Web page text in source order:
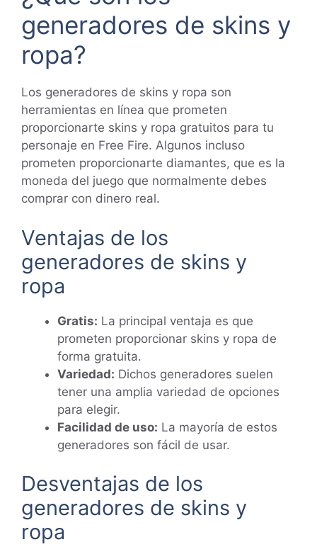
generadores de skins y
ropa?
Los generadores de skins y ropa son
herramientas en línea que prometen
proporcionarte skins y ropa gratuitos para tu
personaje en Free Fire. Algunos incluso
prometen proporcionarte diamantes, que es la
moneda del juego que normalmente debes
comprar con dinero real.
Ventajas de los
generadores de skins y
ropa
Gratis: La principal ventaja es que
prometen proporcionar skins y ropa de
forma gratuita.
Variedad: Dichos generadores suelen
tener una amplia variedad de opciones
para elegir.
Facilidad de uso: La mayoría de estos
generadores son fácil de usar.
Desventajas de los
generadores de skins y
ropa